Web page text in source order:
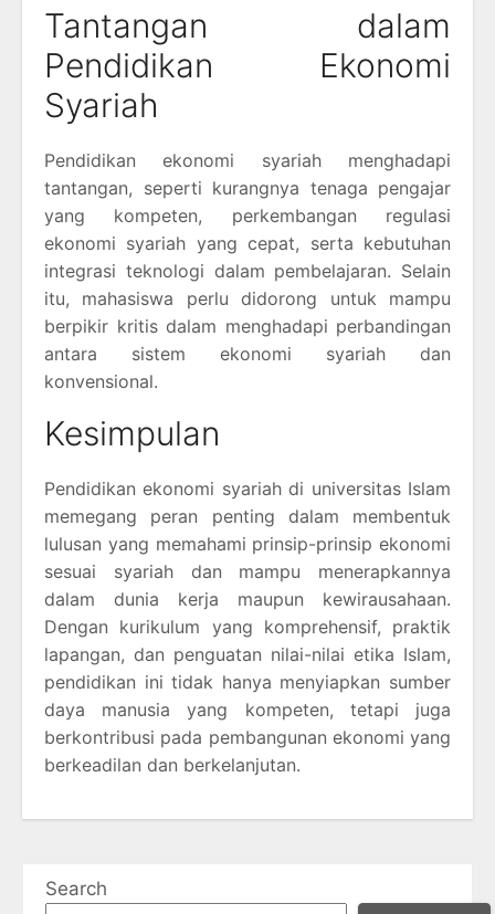
Tantangan dalam
Pendidikan Ekonomi
Syariah
Pendidikan ekonomi syariah menghadapi
tantangan, seperti kurangnya tenaga pengajar
yang kompeten, perkembangan regulasi
ekonomi syariah yang cepat, serta kebutuhan
integrasi teknologi dalam pembelajaran. Selain
itu, mahasiswa perlu didorong untuk mampu
berpikir kritis dalam menghadapi perbandingan
antara sistem ekonomi syariah dan
konvensional.
Kesimpulan
Pendidikan ekonomi syariah di universitas Islam
memegang peran penting dalam membentuk
lulusan yang memahami prinsip-prinsip ekonomi
sesuai syariah dan mampu menerapkannya
dalam dunia kerja maupun kewirausahaan.
Dengan kurikulum yang komprehensif, praktik
lapangan, dan penguatan nilai-nilai etika Islam,
pendidikan ini tidak hanya menyiapkan sumber
daya manusia yang kompeten, tetapi juga
berkontribusi pada pembangunan ekonomi yang
berkeadilan dan berkelanjutan.
Search